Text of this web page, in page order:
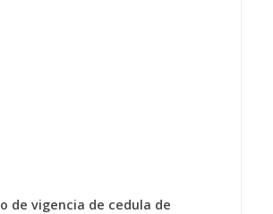
de vigencia de cedula de